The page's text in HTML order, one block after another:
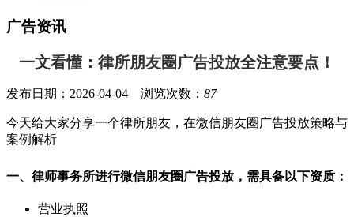
广告资讯
一文看懂：律所朋友圈广告投放全注意要点！
发布日期：2026-04-04 浏览次数： 87
今天给大家分享一个律所朋友，在微信朋友圈广告投放策略与
案例解析
一、律师事务所进行微信朋友圈广告投放，需具备以下资质：
营业执照